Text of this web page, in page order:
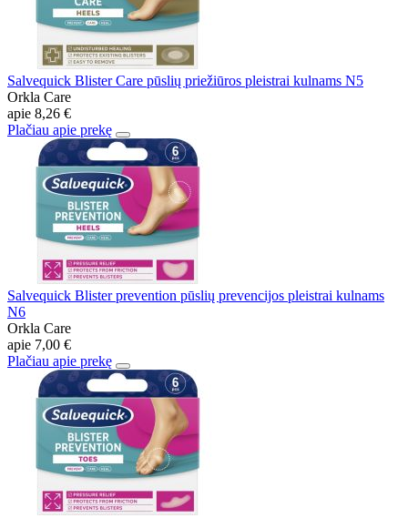
Salvequick Blister Care pūslių priežiūros pleistrai kulnams N5
Orkla Care
apie 8,26 €
Plačiau apie prekę
Salvequick Blister prevention pūslių prevencijos pleistrai kulnams
N6
Orkla Care
apie 7,00 €
Plačiau apie prekę